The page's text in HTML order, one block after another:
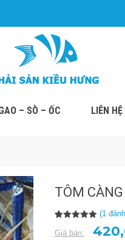
– SÒ – ỐC LIÊN HỆ
TÔM
dựa trên
(1
Giá bán: